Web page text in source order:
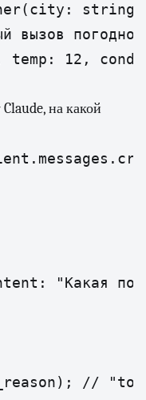
вызов
temp: 12,
на какой
"Какая
//